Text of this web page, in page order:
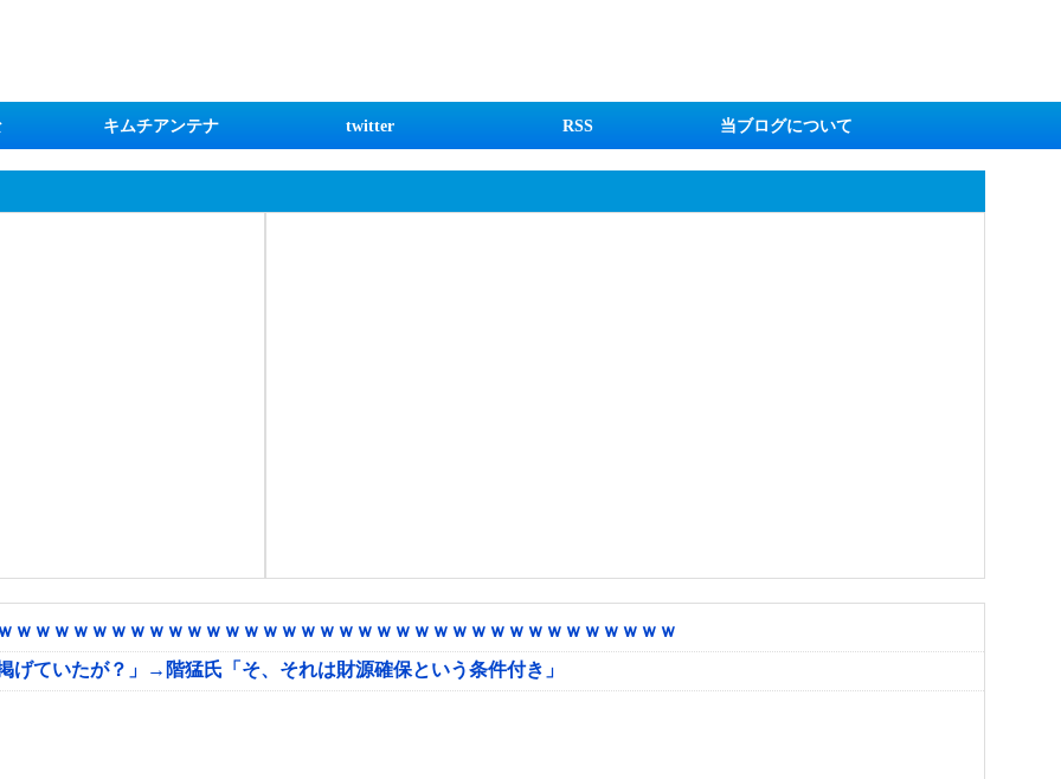
キムチアンテナ twitter RSS 当ブログについて
ｗｗｗｗｗｗｗｗｗｗｗｗｗｗｗｗｗｗｗｗｗｗｗｗｗｗｗｗｗｗｗｗｗｗ
ていたが？」→階猛氏「そ、それは財源確保という条件付き」